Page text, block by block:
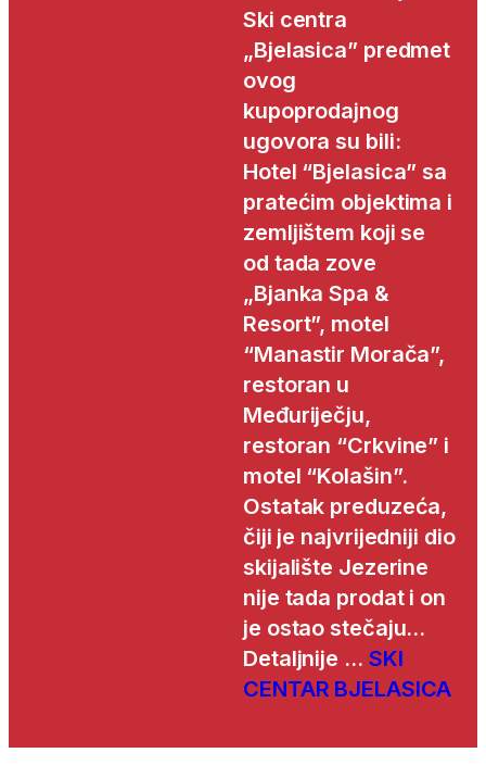
Ski centra
„Bjelasica” predmet
ovog
kupoprodajnog
ugovora su bili:
Hotel “Bjelasica” sa
pratećim objektima i
zemljištem koji se
od tada zove
„Bjanka Spa &
Resort”, motel
“Manastir Morača”,
restoran u
Međuriječju,
restoran “Crkvine” i
motel “Kolašin”.
Ostatak preduzeća,
čiji je najvrijedniji dio
skijalište Jezerine
nije tada prodat i on
je ostao stečaju…
Detaljnije … SKI
CENTAR BJELASICA